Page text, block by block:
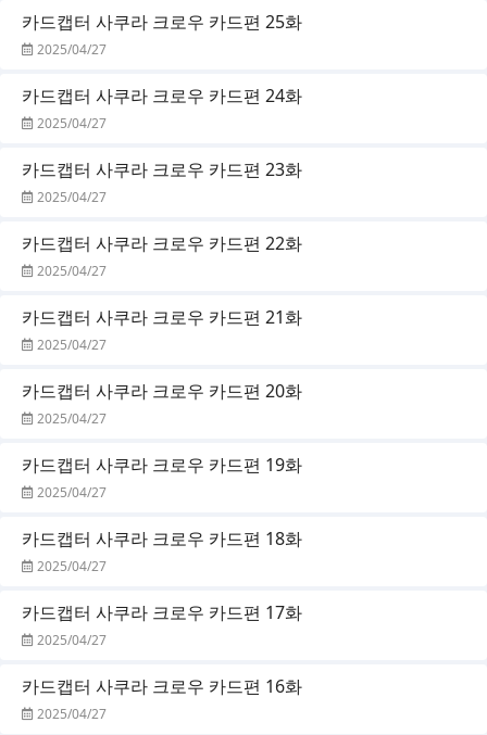
카드캡터 사쿠라 크로우 카드편 25화
2025/04/27
카드캡터 사쿠라 크로우 카드편 24화
2025/04/27
카드캡터 사쿠라 크로우 카드편 23화
2025/04/27
카드캡터 사쿠라 크로우 카드편 22화
2025/04/27
카드캡터 사쿠라 크로우 카드편 21화
2025/04/27
카드캡터 사쿠라 크로우 카드편 20화
2025/04/27
카드캡터 사쿠라 크로우 카드편 19화
2025/04/27
카드캡터 사쿠라 크로우 카드편 18화
2025/04/27
카드캡터 사쿠라 크로우 카드편 17화
2025/04/27
카드캡터 사쿠라 크로우 카드편 16화
2025/04/27